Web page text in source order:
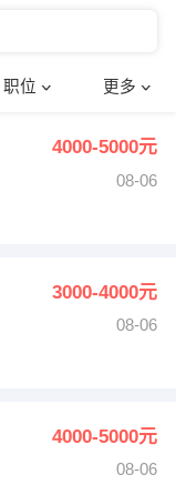
职位 更多
护士4000-5000元
08-06
3000-4000元
08-06
4000-5000元
08-06